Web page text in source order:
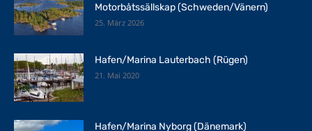
Motorbåtssällskap (Schweden/Vänern)
25. März 2026
Hafen/Marina Lauterbach (Rügen)
21. Mai 2020
Hafen/Marina Nyborg (Dänemark)